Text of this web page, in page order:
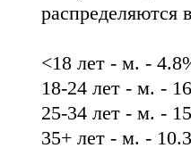
распределяются
<18 лет - м. -
18-24 лет - м. -
25-34 лет - м. -
35+ лет - м. -